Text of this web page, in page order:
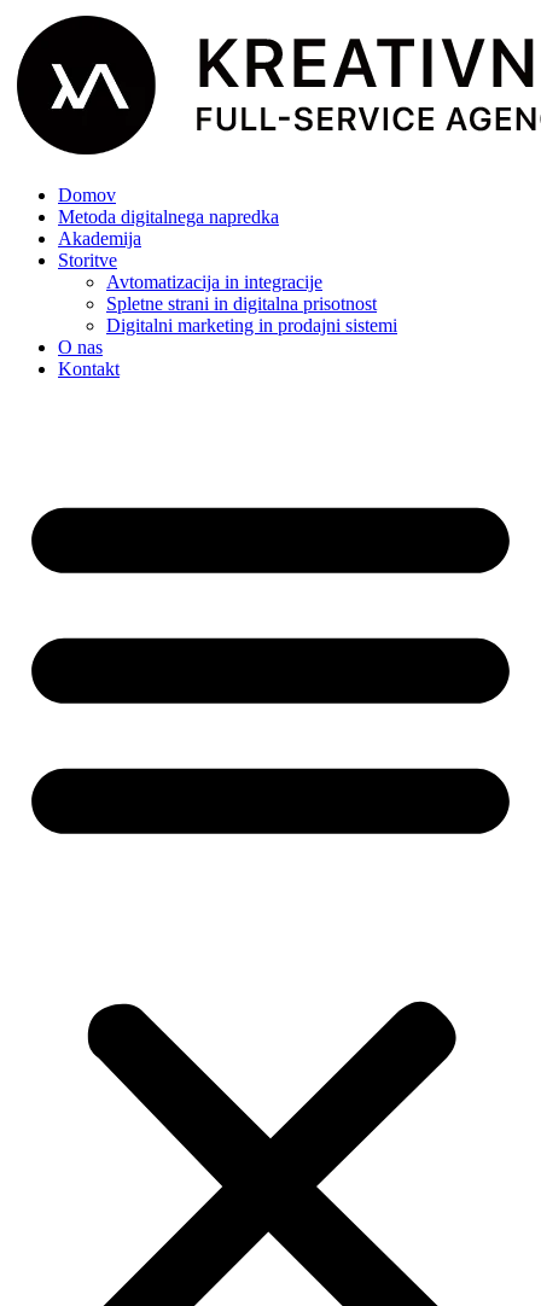
Domov
Metoda digitalnega napredka
Akademija
Storitve
Avtomatizacija in integracije
Spletne strani in digitalna prisotnost
Digitalni marketing in prodajni sistemi
O nas
Kontakt